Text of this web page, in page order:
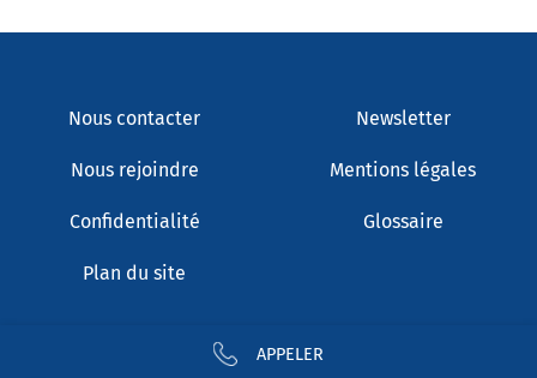
APPELER
Nous contacter Newsletter
Nous rejoindre Mentions légales
Confidentialité Glossaire
Plan du site